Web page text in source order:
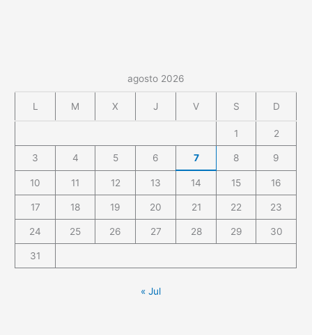
agosto 2026
L M X J V S D
1 2
3 4 5 6 7 8 9
10 11 12 13 14 15 16
17 18 19 20 21 22 23
24 25 26 27 28 29 30
31
« Jul